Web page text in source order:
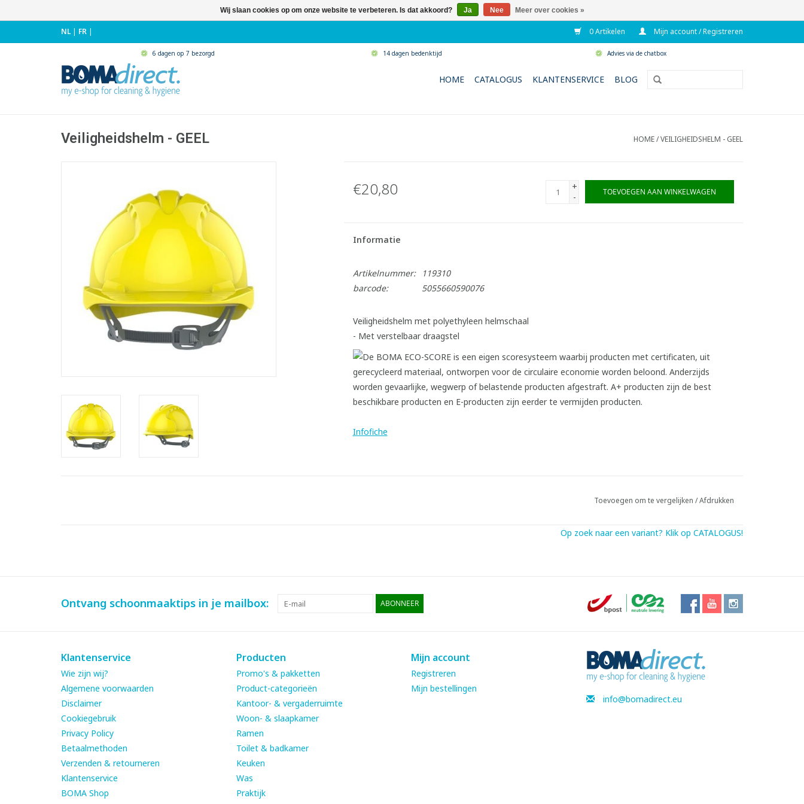
NL| FR | 0 Artikelen Mijn account / Registreren
6 dagen op 7 bezorgd 14 dagen bedenktijd Advies via de chatbox
HOME CATALOGUS KLANTENSERVICE BLOG
Veiligheidshelm - GEEL HOME/VEILIGHEIDSHELM - GEEL
€20,80
+
-
TOEVOEGEN AAN WINKELWAGEN
Informatie
Artikelnummer:
119310
barcode:
5055660590076
Veiligheidshelm met polyethyleen helmschaal
- Met verstelbaar draagstel
Infofiche
Toevoegen om te vergelijken /Afdrukken
Op zoek naar een variant? Klik op CATALOGUS!
Ontvang schoonmaaktips in je mailbox: ABONNEER
Klantenservice
Wie zijn wij?
Algemene voorwaarden
Disclaimer
Cookiegebruik
Privacy Policy
Betaalmethoden
Verzenden & retourneren
Klantenservice
BOMA Shop
Producten
Promo's & pakketten
Product-categorieën
Kantoor- & vergaderruimte
Woon- & slaapkamer
Ramen
Toilet & badkamer
Keuken
Was
Praktijk
Mijn account
Registreren
Mijn bestellingen
info@bomadirect.eu
Wij slaan cookies op om onze website te verbeteren. Is dat akkoord? Ja Nee Meer over cookies »